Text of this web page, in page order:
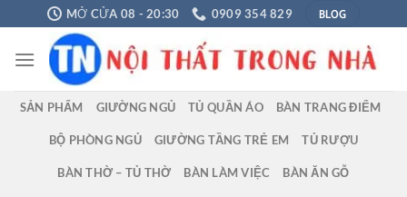
Chuyển
đến
nội
MỞ CỬA 08 - 20:30 0909 354 829 BLOG
SẢN PHẨM GIƯỜNG NGỦ TỦ QUẦN ÁO BÀN TRANG ĐIỂM
BỘ PHÒNG NGỦ GIƯỜNG TẦNG TRẺ EM TỦ RƯỢU
BÀN THỜ – TỦ THỜ BÀN LÀM VIỆC BÀN ĂN GỖ